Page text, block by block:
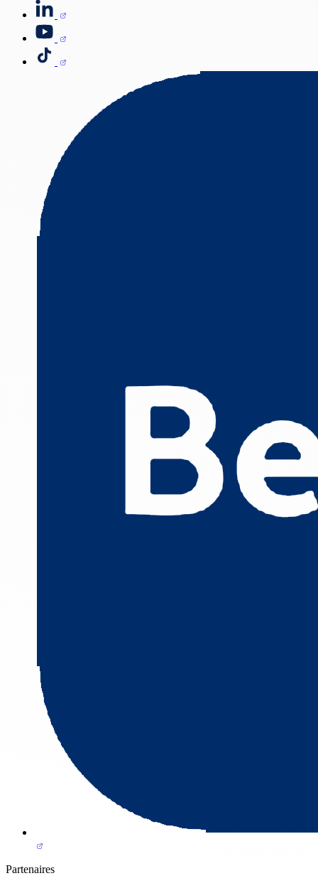
Partenaires